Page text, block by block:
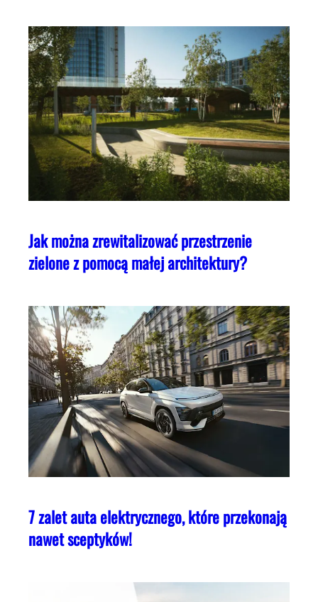
Jak można zrewitalizować przestrzenie
zielone z pomocą małej architektury?
7 zalet auta elektrycznego, które przekonają
nawet sceptyków!